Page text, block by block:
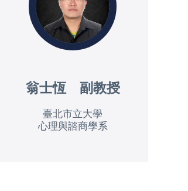
翁士恆 副教授
臺北市立大學
心理與諮商學系